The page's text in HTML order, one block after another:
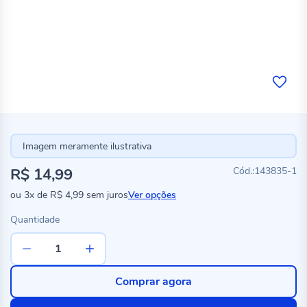
Imagem meramente ilustrativa
143835-1
R$ 14,99
ou 3x de R$ 4,99 sem jurosVer opções
Quantidade
Comprar agora